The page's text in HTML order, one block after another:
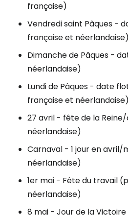
française)
Vendredi saint Pâques -
française et néerlandaise)
Dimanche de Pâques -
néerlandaise)
Lundi de Pâques - date
française et néerlandaise)
27 avril - fête de la
néerlandaise)
Carnaval - 1 jour en avril/
néerlandaise)
1er mai - Fête du travail
néerlandaise)
8 mai - Jour de la